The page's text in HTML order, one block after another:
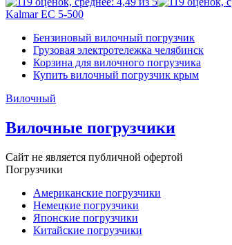
Kalmar EC 5-500
Бензиновый вилочный погрузчик
Грузовая электротележка челябинск
Корзина для вилочного погрузчика
Купить вилочный погрузчик крым
Вилочный
Вилочные погрузчики
Сайт не является публичной офертой
Погрузчики
Американские погрузчики
Немецкие погрузчики
Японские погрузчики
Китайские погрузчики